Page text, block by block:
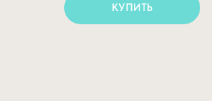
КУПИТЬ